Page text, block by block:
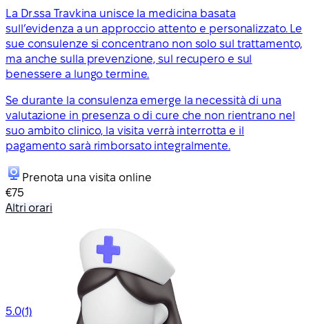
La Dr.ssa Travkina unisce la medicina basata
sull’evidenza a un approccio attento e personalizzato. Le
sue consulenze si concentrano non solo sul trattamento,
ma anche sulla prevenzione, sul recupero e sul
benessere a lungo termine.
Se durante la consulenza emerge la necessità di una
valutazione in presenza o di cure che non rientrano nel
suo ambito clinico, la visita verrà interrotta e il
pagamento sarà rimborsato integralmente.
Prenota una visita online
€75
Altri orari
5.0(1)